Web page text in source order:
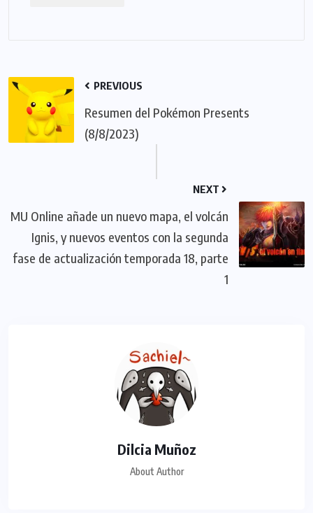
PREVIOUS
Resumen del Pokémon Presents
(8/8/2023)
NEXT
MU Online añade un nuevo mapa, el volcán
Ignis, y nuevos eventos con la segunda
fase de actualización temporada 18, parte
1
Dilcia Muñoz
About Author